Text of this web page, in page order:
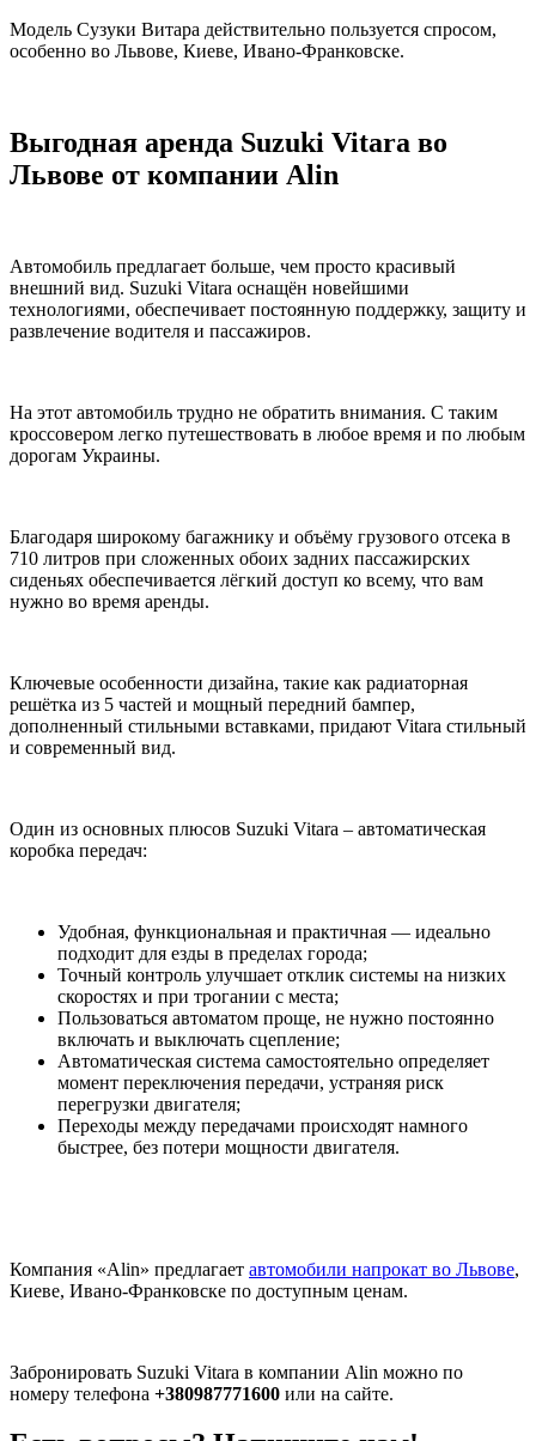
Модель Сузуки Витара действительно пользуется спросом,
особенно во Львове, Киеве, Ивано-Франковске.
Выгодная аренда Suzuki Vitara во
Львове от компании Alin
Автомобиль предлагает больше, чем просто красивый
внешний вид. Suzuki Vitara оснащён новейшими
технологиями, обеспечивает постоянную поддержку, защиту и
развлечение водителя и пассажиров.
На этот автомобиль трудно не обратить внимания. С таким
кроссовером легко путешествовать в любое время и по любым
дорогам Украины.
Благодаря широкому багажнику и объёму грузового отсека в
710 литров при сложенных обоих задних пассажирских
сиденьях обеспечивается лёгкий доступ ко всему, что вам
нужно во время аренды.
Ключевые особенности дизайна, такие как радиаторная
решётка из 5 частей и мощный передний бампер,
дополненный стильными вставками, придают Vitara стильный
и современный вид.
Один из основных плюсов Suzuki Vitara – автоматическая
коробка передач:
Удобная, функциональная и практичная — идеально
подходит для езды в пределах города;
Точный контроль улучшает отклик системы на низких
скоростях и при трогании с места;
Пользоваться автоматом проще, не нужно постоянно
включать и выключать сцепление;
Автоматическая система самостоятельно определяет
момент переключения передачи, устраняя риск
перегрузки двигателя;
Переходы между передачами происходят намного
быстрее, без потери мощности двигателя.
Компания «Alin» предлагает автомобили напрокат во Львове,
Киеве, Ивано-Франковске по доступным ценам.
Забронировать Suzuki Vitara в компании Alin можно по
номеру телефона +380987771600 или на сайте.